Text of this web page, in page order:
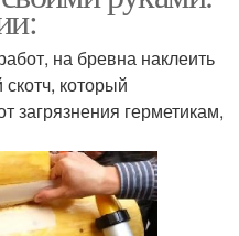
на бревна наклеить
который
загрязнения герметикам,